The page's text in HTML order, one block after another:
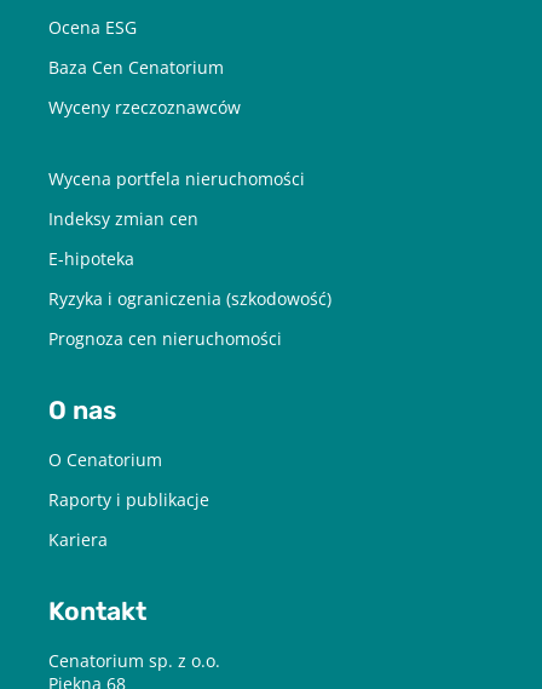
Ocena ESG
Baza Cen Cenatorium
Wyceny rzeczoznawców
Wycena portfela nieruchomości
Indeksy zmian cen
E-hipoteka
Ryzyka i ograniczenia (szkodowość)
Prognoza cen nieruchomości
O nas
O Cenatorium
Raporty i publikacje
Kariera
Kontakt
Cenatorium sp. z o.o.
Piękna 68